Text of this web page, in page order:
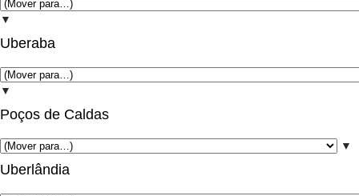
▼
Uberaba
▼
Poços de Caldas
▼
Uberlândia